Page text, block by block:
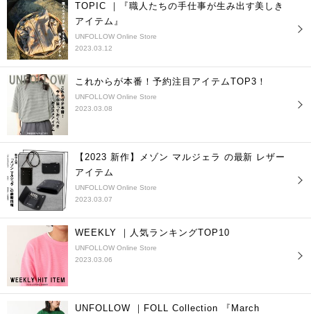
TOPIC ｜『職人たちの手仕事が生み出す美しき
アイテム』
UNFOLLOW Online Store
2023.03.12
これからが本番！予約注目アイテムTOP3！
UNFOLLOW Online Store
2023.03.08
【2023 新作】メゾン マルジェラ の最新 レザー
アイテム
UNFOLLOW Online Store
2023.03.07
WEEKLY ｜人気ランキングTOP10
UNFOLLOW Online Store
2023.03.06
UNFOLLOW ｜FOLL Collection 『March